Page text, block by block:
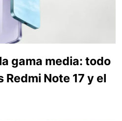
gama media: todo
Note 17 y el